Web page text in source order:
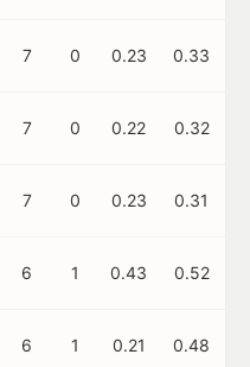
7 0 0.23 0.33
7 0 0.22 0.32
7 0 0.23 0.31
6 1 0.43 0.52
6 1 0.21 0.48